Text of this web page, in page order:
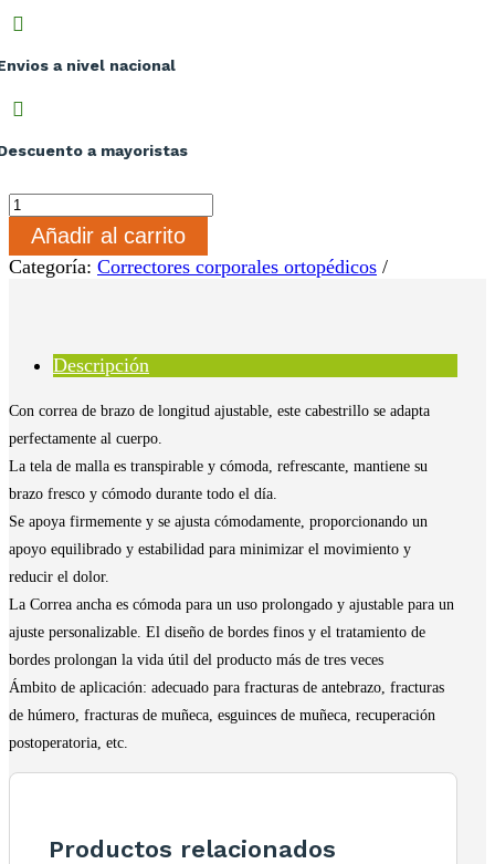

a nivel nacional

a mayoristas
Inmovilizador
De
Brazo
Muñeca
Y
Hz621
cantidad
Añadir al carrito
Categoría: Correctores corporales ortopédicos
Descripción
Con correa de brazo de longitud ajustable, este cabestrillo se adapta
perfectamente al cuerpo.
La tela de malla es transpirable y cómoda, refrescante, mantiene su
brazo fresco y cómodo durante todo el día.
Se apoya firmemente y se ajusta cómodamente, proporcionando un
apoyo equilibrado y estabilidad para minimizar el movimiento y
reducir el dolor.
La Correa ancha es cómoda para un uso prolongado y ajustable para un
ajuste personalizable. El diseño de bordes finos y el tratamiento de
bordes prolongan la vida útil del producto más de tres veces
Ámbito de aplicación: adecuado para fracturas de antebrazo, fracturas
de húmero, fracturas de muñeca, esguinces de muñeca, recuperación
postoperatoria, etc.
Productos relacionados